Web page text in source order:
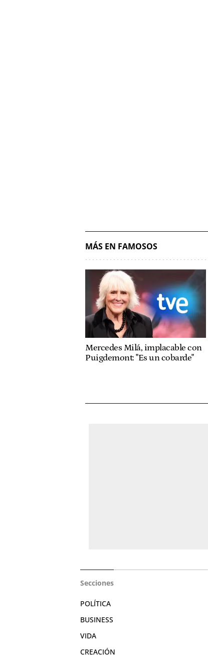
MÁS EN FAMOSOS
Mercedes Milá, implacable con
Puigdemont: "Es un cobarde"
Secciones
POLÍTICA
BUSINESS
VIDA
CREACIÓN